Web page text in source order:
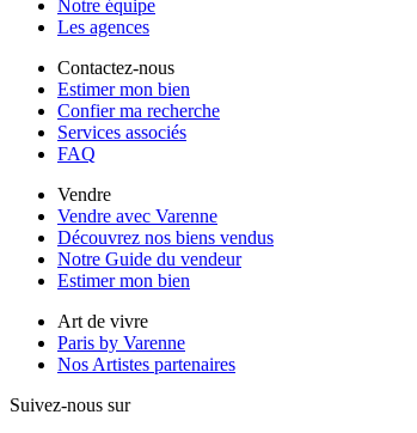
Notre équipe
Les agences
Contactez-nous
Estimer mon bien
Confier ma recherche
Services associés
FAQ
Vendre
Vendre avec Varenne
Découvrez nos biens vendus
Notre Guide du vendeur
Estimer mon bien
Art de vivre
Paris by Varenne
Nos Artistes partenaires
Suivez-nous sur